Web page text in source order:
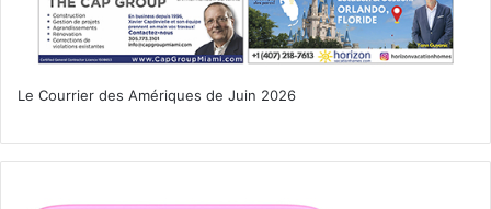
Matrix, par Lauren Groff
Whitehead
Le Courrier des Amériques de Juin 2026